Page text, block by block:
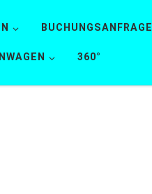
BUCHUNGSANFRAGE
360°